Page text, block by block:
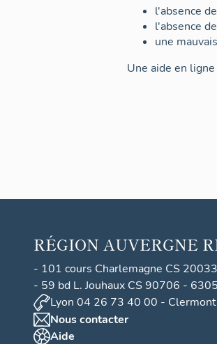
l'absence
l'absence
une
Une aide en
RÉGION AUVERGNE
- 101 cours Charlemagne CS
- 59 bd L. Jouhaux CS 90706 -
Lyon 04 26 73 40 00 -
Nous contacter
Aide